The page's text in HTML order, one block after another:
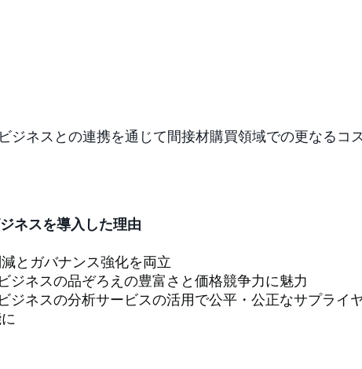
ネスとの連携を通じて間接材購買領域での更なるコ
ネスを導入した理由
とガバナンス強化を両立
ジネスの品ぞろえの豊富さと価格競争力に魅力
ジネスの分析サービスの活用で公平・公正なサプライ